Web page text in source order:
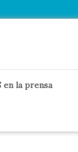
en la prensa